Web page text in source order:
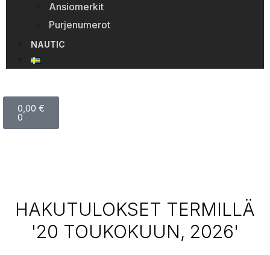
Ansiomerkit
Purjenumerot
NAUTIC
0,00 €
0
HAKUTULOKSET TERMILLÄ
'20 TOUKOKUUN, 2026'